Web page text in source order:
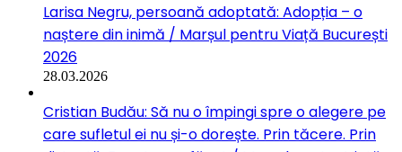
Larisa Negru, persoană adoptată: Adopția – o
naștere din inimă / Marșul pentru Viață București
2026
28.03.2026
Cristian Budău: Să nu o împingi spre o alegere pe
care sufletul ei nu și-o dorește. Prin tăcere. Prin